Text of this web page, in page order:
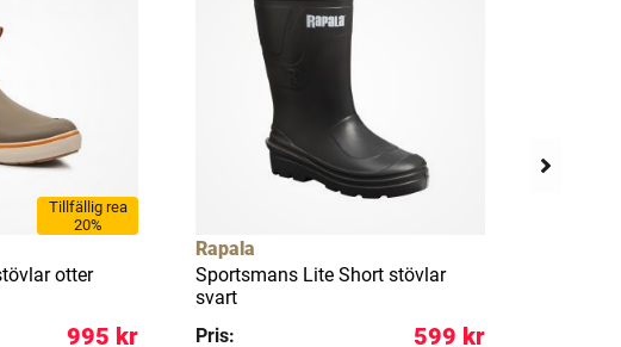
Tillfällig rea
20%
otter
995 kr
Rapala
Sportsmans Lite Short stövlar
svart
Pris:
599 kr